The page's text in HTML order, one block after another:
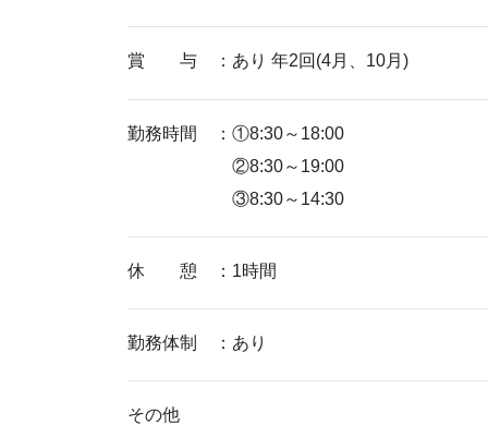
賞 与 ：あり 年2回(4月、10月)
勤務時間 ：①8:30～18:00
②8:30～19:00
③8:30～14:30
休 憩 ：1時間
勤務体制 ：あり
その他